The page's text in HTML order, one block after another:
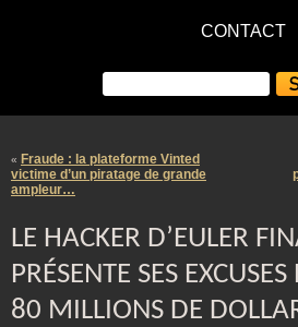
CONTACT
« Fraude : la plateforme Vinted
victime d’un piratage de grande
ampleur…
LE HACKER D’EULER
PRÉSENTE SES
80 MILLIONS DE